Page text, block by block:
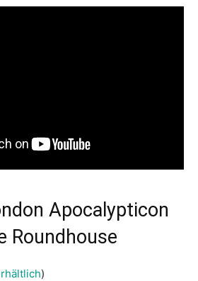
Apocalypticon
Roundhouse
)